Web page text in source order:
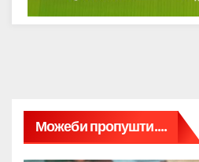
Можеби пропушти....